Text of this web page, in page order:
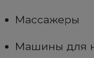
Массажеры
Машины для